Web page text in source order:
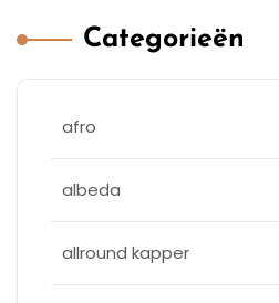
Categorieën
afro
albeda
allround kapper